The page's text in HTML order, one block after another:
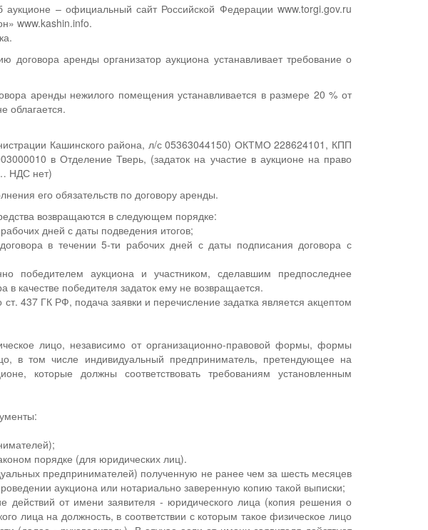
– официальный сайт Российской Федерации www.torgi.gov.ru
www.kashin.info.
договора аренды организатор аукциона устанавливает требование о
аренды нежилого помещения устанавливается в размере 20 % от
облагается.
Кашинского района, л/с 05363044150) ОКТМО 228624101, КПП
в Отделение Тверь, (задаток на участие в аукционе на право
НДС нет)
его обязательств по договору аренды.
возвращаются в следующем порядке:
дней с даты подведения итогов;
в течении 5-ти рабочих дней с даты подписания договора с
победителем аукциона и участником, сделавшим предпоследнее
в качестве победителя задаток ему не возвращается.
437 ГК РФ, подача заявки и перечисление задатка является акцептом
лицо, независимо от организационно-правовой формы, формы
в том числе индивидуальный предприниматель, претендующее на
которые должны соответствовать требованиям установленным
порядке (для юридических лиц).
предпринимателей) полученную не ранее чем за шесть месяцев
аукциона или нотариально заверенную копию такой выписки;
от имени заявителя - юридического лица (копия решения о
лица на должность, в соответствии с которым такое физическое лицо